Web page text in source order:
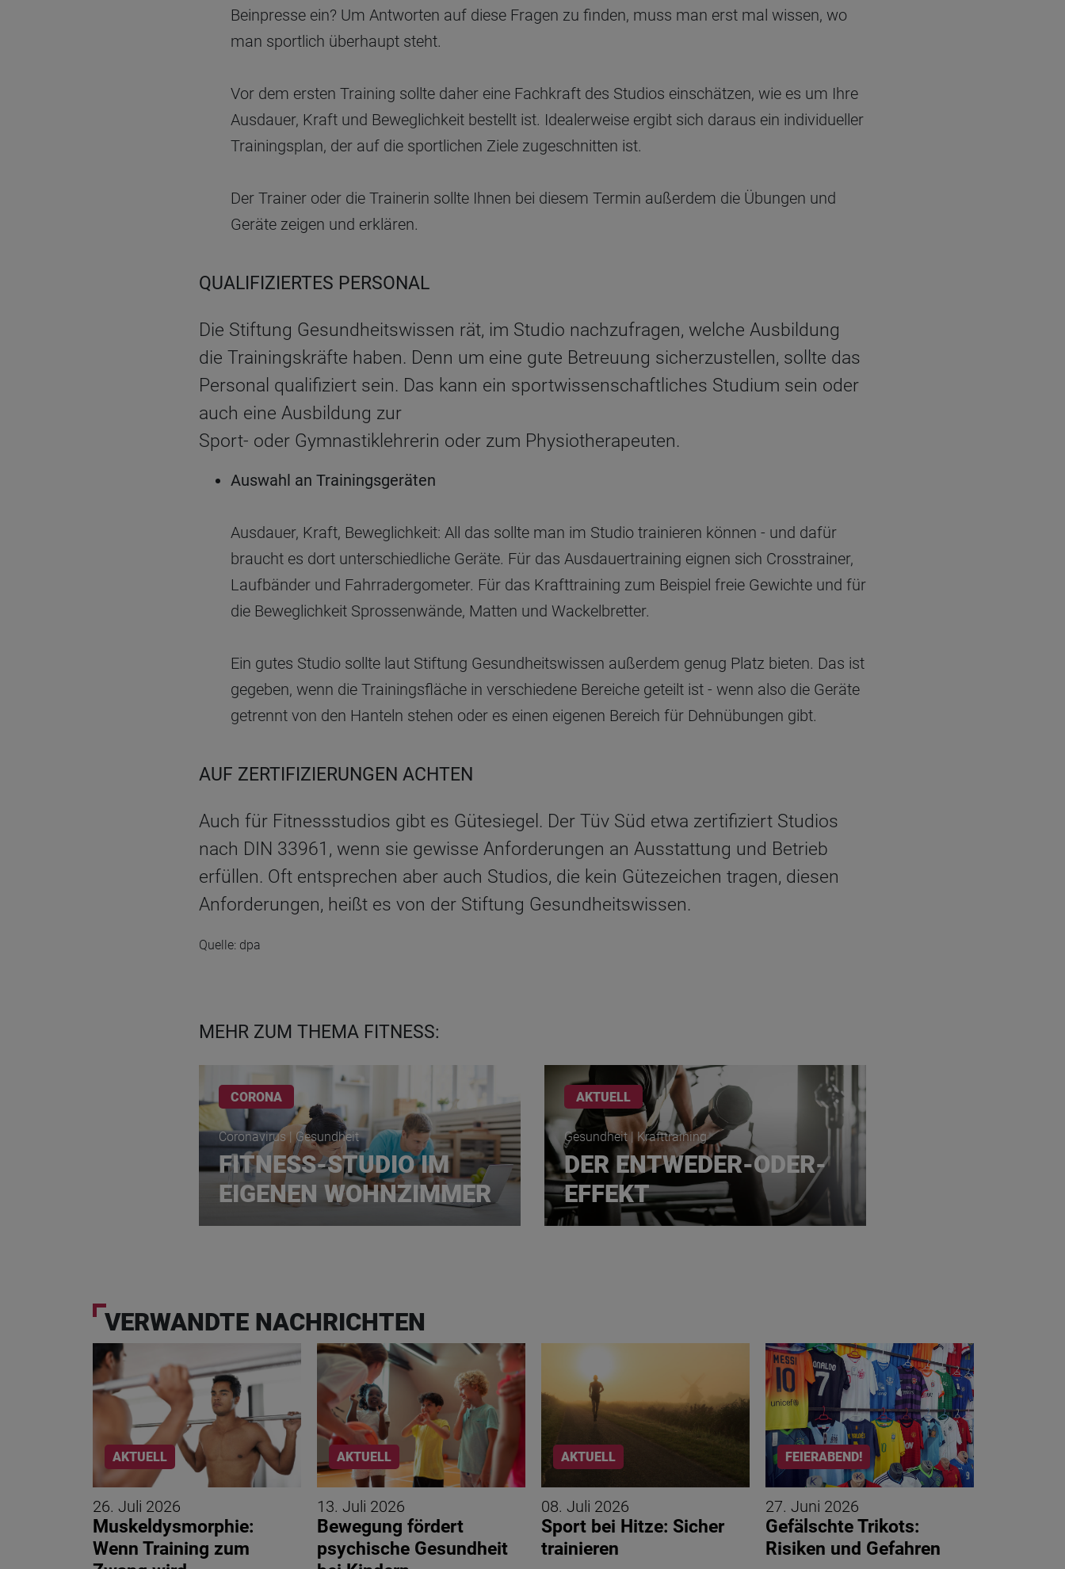
Beinpresse ein? Um Antworten auf diese Fragen zu finden, muss man erst mal wissen, wo
man sportlich überhaupt steht.
Vor dem ersten Training sollte daher eine Fachkraft des Studios einschätzen, wie es um Ihre
Ausdauer, Kraft und Beweglichkeit bestellt ist. Idealerweise ergibt sich daraus ein individueller
Trainingsplan, der auf die sportlichen Ziele zugeschnitten ist.
Der Trainer oder die Trainerin sollte Ihnen bei diesem Termin außerdem die Übungen und
Geräte zeigen und erklären.
QUALIFIZIERTES PERSONAL
Die Stiftung Gesundheitswissen rät, im Studio nachzufragen, welche Ausbildung
die Trainingskräfte haben. Denn um eine gute Betreuung sicherzustellen, sollte das
Personal qualifiziert sein. Das kann ein sportwissenschaftliches Studium sein oder
auch eine Ausbildung zur
Sport- oder Gymnastiklehrerin oder zum Physiotherapeuten.
Auswahl an Trainingsgeräten
Ausdauer, Kraft, Beweglichkeit: All das sollte man im Studio trainieren können - und dafür
braucht es dort unterschiedliche Geräte. Für das Ausdauertraining eignen sich Crosstrainer,
Laufbänder und Fahrradergometer. Für das Krafttraining zum Beispiel freie Gewichte und für
die Beweglichkeit Sprossenwände, Matten und Wackelbretter.
Ein gutes Studio sollte laut Stiftung Gesundheitswissen außerdem genug Platz bieten. Das ist
gegeben, wenn die Trainingsfläche in verschiedene Bereiche geteilt ist - wenn also die Geräte
getrennt von den Hanteln stehen oder es einen eigenen Bereich für Dehnübungen gibt.
AUF ZERTIFIZIERUNGEN ACHTEN
Auch für Fitnessstudios gibt es Gütesiegel. Der Tüv Süd etwa zertifiziert Studios
nach DIN 33961, wenn sie gewisse Anforderungen an Ausstattung und Betrieb
erfüllen. Oft entsprechen aber auch Studios, die kein Gütezeichen tragen, diesen
Anforderungen, heißt es von der Stiftung Gesundheitswissen.
Quelle: dpa
MEHR ZUM THEMA FITNESS:
CORONA
Coronavirus | Gesundheit
FITNESS-STUDIO IM
EIGENEN WOHNZIMMER
AKTUELL
Gesundheit | Krafttraining
DER ENTWEDER-ODER-
EFFEKT
VERWANDTE NACHRICHTEN
AKTUELL
26. Juli 2026
Muskeldysmorphie:
Wenn Training zum
AKTUELL
13. Juli 2026
Bewegung fördert
psychische Gesundheit
AKTUELL
08. Juli 2026
Sport bei Hitze: Sicher
trainieren
FEIERABEND!
27. Juni 2026
Gefälschte Trikots:
Risiken und Gefahren